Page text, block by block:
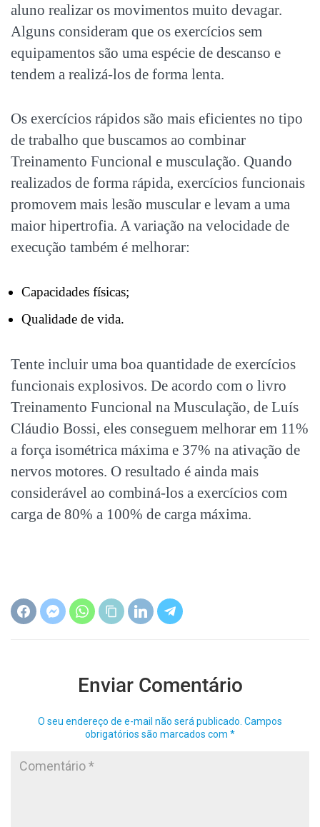
aluno realizar os movimentos muito devagar.
Alguns consideram que os exercícios sem
equipamentos são uma espécie de descanso e
tendem a realizá-los de forma lenta.
Os exercícios rápidos são mais eficientes no tipo
de trabalho que buscamos ao combinar
Treinamento Funcional e musculação. Quando
realizados de forma rápida, exercícios funcionais
promovem mais lesão muscular e levam a uma
maior hipertrofia. A variação na velocidade de
execução também é melhorar:
Capacidades físicas;
Qualidade de vida.
Tente incluir uma boa quantidade de exercícios
funcionais explosivos. De acordo com o livro
Treinamento Funcional na Musculação, de Luís
Cláudio Bossi, eles conseguem melhorar em 11%
a força isométrica máxima e 37% na ativação de
nervos motores. O resultado é ainda mais
considerável ao combiná-los a exercícios com
carga de 80% a 100% de carga máxima.
Enviar Comentário
O seu endereço de e-mail não será publicado. Campos
obrigatórios são marcados com *